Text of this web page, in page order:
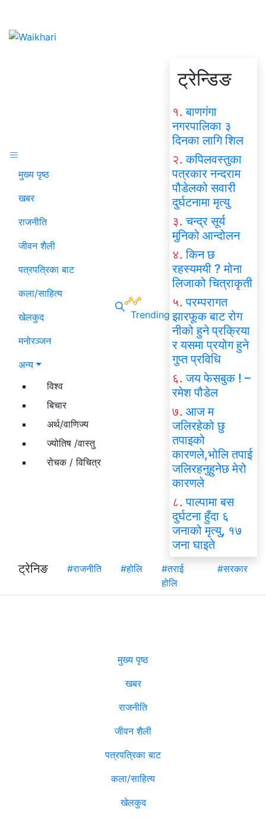
मुख्य पृष्ठ
खबर
राजनीति
जीवन शैली
पत्रपत्रिका बाट
कला/साहित्य
खेलकुद
मनोरञ्जन
अन्य
विश्व
बिचार
अर्थ/वाणिज्य
ज्योतिष /वास्तु
रोचक / विचित्र
Trending
ट्रेन्डिङ
१. बाणगंगा
नगरपालिका ३
दिनका लागि शिल
२. कपिलवस्तुका
पत्रकार नन्दराम
पौडेलको सवारी
दुर्घटनामा मृत्यु
३. चन्द्र सूर्य
मुनिको आन्दोलन
४. किन छ
रहस्यमयी ? मोना
लिजाको चित्राकृती
५. परम्परागत
झारफूक बाट रोग
नीको हुने प्रक्रिया
र यसमा प्रयोग हुने
गुप्त प्रविधि
६. जय फेसबुक ! –
रमेश पौडेल
७. आज म
जलिरहेको छु
तपाइको
कारणले,भोलि तपाई
जलिरहनुहुनेछ मेरो
कारणले
८. पाल्पामा बस
दुर्घटना हुँदा ६
जनाको मृत्यु, १७
जना घाइते
ट्रेनिङ
#राजनीति #होलि
#तराई
होलि
#सरकार
मुख्य पृष्ठ
खबर
राजनीति
जीवन शैली
पत्रपत्रिका बाट
कला/साहित्य
खेलकुद